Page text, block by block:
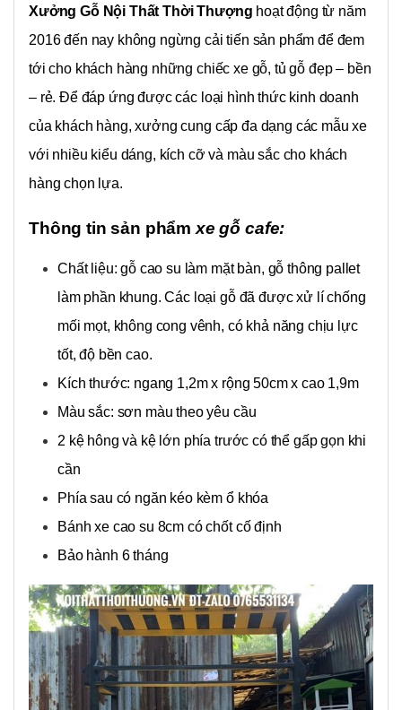
Xưởng Gỗ Nội Thất Thời Thượng hoạt động từ năm
2016 đến nay không ngừng cải tiến sản phẩm để đem
tới cho khách hàng những chiếc xe gỗ, tủ gỗ đẹp – bền
– rẻ. Để đáp ứng được các loại hình thức kinh doanh
của khách hàng, xưởng cung cấp đa dạng các mẫu xe
với nhiều kiểu dáng, kích cỡ và màu sắc cho khách
hàng chọn lựa.
Thông tin sản phẩm xe gỗ cafe:
Chất liệu: gỗ cao su làm mặt bàn, gỗ thông pallet
làm phần khung. Các loại gỗ đã được xử lí chống
mối mọt, không cong vênh, có khả năng chịu lực
tốt, độ bền cao.
Kích thước: ngang 1,2m x rộng 50cm x cao 1,9m
Màu sắc: sơn màu theo yêu cầu
2 kệ hông và kệ lớn phía trước có thể gấp gọn khi
cần
Phía sau có ngăn kéo kèm ổ khóa
Bánh xe cao su 8cm có chốt cố định
Bảo hành 6 tháng